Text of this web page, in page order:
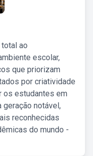
ao
escolar,
que priorizam
por criatividade
os estudantes em
geração notável,
reconhecidas
do mundo -